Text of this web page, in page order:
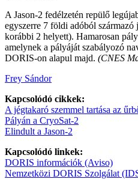
A Jason-2 fedélzetén repülő
egyszerre 7 földi adóból
korábbi 2 helyett). Hamarosan
amelynek a pályáját szabályozó
DORIS-on alapul majd. (CNES
Frey Sándor
Kapcsolódó cikkek:
A jégtakaró szemmel tartása az
Pályán a CryoSat-2
Elindult a Jason-2
Kapcsolódó linkek:
DORIS információk (Aviso)
Nemzetközi DORIS Szolgálat